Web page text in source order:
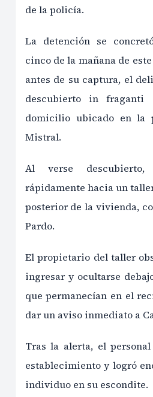
de la policía.
La detención se
cinco de la mañana de
antes de su captura, el
descubierto in
domicilio ubicado en la
Mistral.
Al verse
rápidamente hacia un
posterior de la vivienda,
Pardo.
El propietario del taller
ingresar y ocultarse
que permanecían en el
dar un aviso inmediato a
Tras la alerta, el
establecimiento y logró
individuo en su escondite.